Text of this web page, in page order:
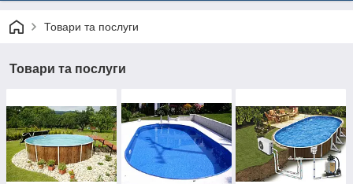
Товари та послуги
Товари та послуги